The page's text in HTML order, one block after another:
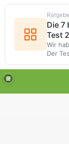
Die 7
Test
Wir
Der